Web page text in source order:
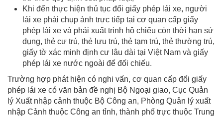
Khi đến thực hiện thủ tục đổi giấy phép lái xe, người
lái xe phải chụp ảnh trực tiếp tại cơ quan cấp giấy
phép lái xe và phải xuất trình hộ chiếu còn thời hạn sử
dụng, thẻ cư trú, thẻ lưu trú, thẻ tạm trú, thẻ thường trú,
giấy tờ xác minh định cư lâu dài tại Việt Nam và giấy
phép lái xe nước ngoài để đối chiếu.
Trường hợp phát hiện có nghi vấn, cơ quan cấp đổi giấy
phép lái xe có văn bản đề nghị Bộ Ngoại giao, Cục Quản
lý Xuất nhập cảnh thuộc Bộ Công an, Phòng Quản lý xuất
nhập Cảnh thuộc Công an tỉnh, thành phố trực thuộc Trung